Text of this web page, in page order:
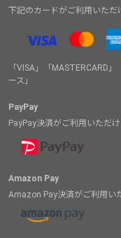
下記のカードがご利用いただ
「VISA」「MASTERCARD
ース」
PayPay
PayPay決済がご利用いただけ
Amazon Pay
Amazon Pay決済がご利用い